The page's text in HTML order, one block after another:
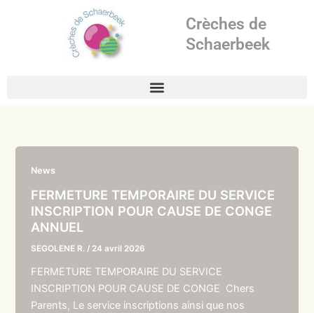
Crèches de
Schaerbeek
News
FERMETURE TEMPORAIRE DU SERVICE
INSCRIPTION POUR CAUSE DE CONGE
ANNUEL
SEGOLENE R. / 24 avril 2026
FERMETURE TEMPORAIRE DU SERVICE
INSCRIPTION POUR CAUSE DE CONGE Chers
Parents, Le service inscriptions ainsi que nos